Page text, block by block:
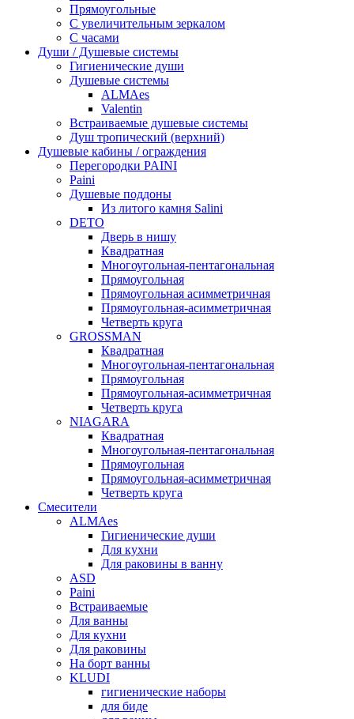
Прямоугольные
С увеличительным зеркалом
С часами
Души / Душевые системы
Гигиенические души
Душевые системы
ALMAes
Valentin
Встраиваемые душевые системы
Душ тропический (верхний)
Душевые кабины / ограждения
Перегородки PAINI
Paini
Душевые поддоны
Из литого камня Salini
DETO
Дверь в нишу
Квадратная
Многоугольная-пентагональная
Прямоугольная
Прямоугольная асимметричная
Прямоугольная-асимметричная
Четверть круга
GROSSMAN
Квадратная
Многоугольная-пентагональная
Прямоугольная
Прямоугольная-асимметричная
Четверть круга
NIAGARA
Квадратная
Многоугольная-пентагональная
Прямоугольная
Прямоугольная-асимметричная
Четверть круга
Смесители
ALMAes
Гигиенические души
Для кухни
Для раковины в ванну
ASD
Paini
Встраиваемые
Для ванны
Для кухни
Для раковины
На борт ванны
KLUDI
гигиенические наборы
для биде